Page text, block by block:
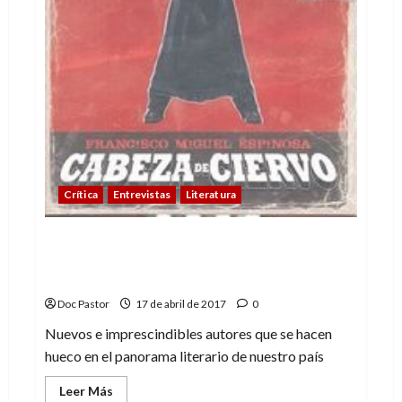
Crítica Entrevistas Literatura
Doc Pastor 17 de abril de 2017 0
Nuevos e imprescindibles autores que se hacen
hueco en el panorama literario de nuestro país
Leer Más